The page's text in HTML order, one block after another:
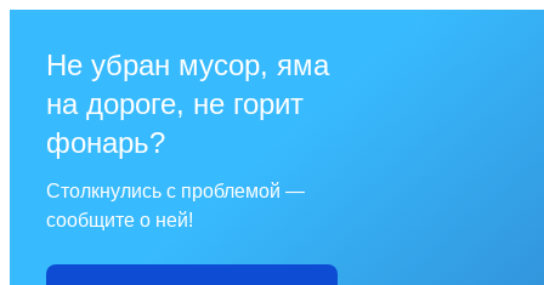
Не убран мусор, яма
на дороге, не горит
фонарь?
Столкнулись с проблемой —
сообщите о ней!